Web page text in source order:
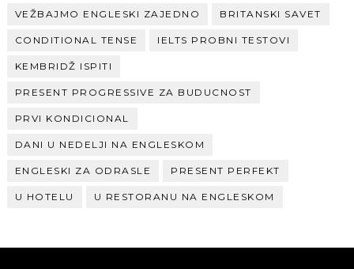
VEŽBAJMO ENGLESKI ZAJEDNO BRITANSKI SAVET
CONDITIONAL TENSE IELTS PROBNI TESTOVI
KEMBRIDŽ ISPITI
PRESENT PROGRESSIVE ZA BUDUCNOST
PRVI KONDICIONAL
DANI U NEDELJI NA ENGLESKOM
ENGLESKI ZA ODRASLE PRESENT PERFEKT
U HOTELU U RESTORANU NA ENGLESKOM